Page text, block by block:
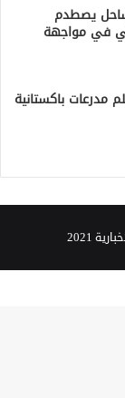
يصطدم
في مواجهة
باكستانية
2021